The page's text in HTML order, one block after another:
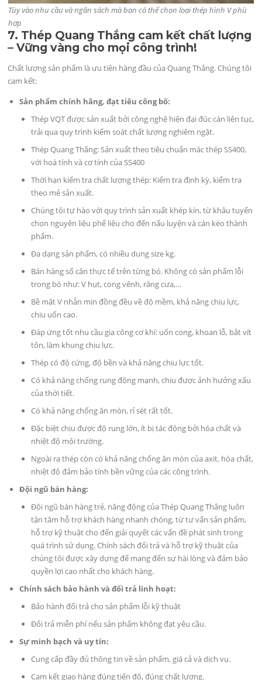
Tùy vào nhu cầu và ngân sách mà bạn có thể chọn loại thép hình V phù
hợp
7. Thép Quang Thắng cam kết chất lượng
– Vững vàng cho mọi công trình!
Chất lượng sản phẩm là ưu tiên hàng đầu của Quang Thắng. Chúng tôi
cam kết:
Sản phẩm chính hãng, đạt tiêu công bố:
Thép VQT được sản xuất bởi công nghệ hiện đại đúc cán liên tục,
trải qua quy trình kiểm soát chất lượng nghiêm ngặt.
Thép Quang Thắng: Sản xuất theo tiêu chuẩn mác thép SS400,
với hoá tính và cơ tính của SS400
Thời hạn kiểm tra chất lượng thép: Kiểm tra định kỳ, kiểm tra
theo mẻ sản xuất.
Chúng tôi tự hào với quy trình sản xuất khép kín, từ khâu tuyển
chọn nguyên liệu phế liệu cho đến nấu luyện và cán kéo thành
phẩm.
Đa dạng sản phẩm, có nhiều dung size kg.
Bán hàng số cân thực tế trên từng bó. Không có sản phẩm lỗi
trong bó như: V hụt, cong vênh, răng cưa,…
Bề mặt V nhẵn mịn đồng đều về độ mềm, khả năng chịu lực,
chịu uốn cao.
Đáp ứng tốt nhu cầu gia công cơ khí: uốn cong, khoan lỗ, bắt vít
tôn, làm khung chịu lực.
Thép có độ cứng, độ bền và khả năng chịu lực tốt.
Có khả năng chống rung động mạnh, chịu được ảnh hưởng xấu
của thời tiết.
Có khả năng chống ăn mòn, rỉ sét rất tốt.
Đặc biệt chịu được độ rung lớn, ít bị tác động bởi hóa chất và
nhiệt độ môi trường.
Ngoài ra thép còn có khả năng chống ăn mòn của axit, hóa chất,
nhiệt độ đảm bảo tính bền vững của các công trình.
Đội ngũ bán hàng:
Đội ngũ bán hàng trẻ, năng động của Thép Quang Thắng luôn
tận tâm hỗ trợ khách hàng nhanh chóng, từ tư vấn sản phẩm,
hỗ trợ kỹ thuật cho đến giải quyết các vấn đề phát sinh trong
quá trình sử dụng. Chính sách đổi trả và hỗ trợ kỹ thuật của
chúng tôi được xây dựng để mang đến sự hài lòng và đảm bảo
quyền lợi cao nhất cho khách hàng.
Chính sách bảo hành và đổi trả linh hoạt:
Bảo hành đổi trả cho sản phẩm lỗi kỹ thuật
Đổi trả miễn phí nếu sản phẩm không đạt yêu cầu.
Sự minh bạch và uy tín:
Cung cấp đầy đủ thông tin về sản phẩm, giá cả và dịch vụ.
Cam kết giao hàng đúng tiến độ, đúng chất lượng.